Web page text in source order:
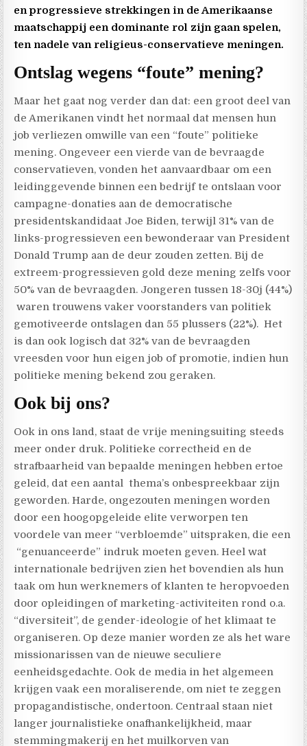
en progressieve strekkingen in de Amerikaanse
maatschappij een dominante rol zijn gaan spelen,
ten nadele van religieus-conservatieve meningen.
Ontslag wegens “foute” mening?
Maar het gaat nog verder dan dat: een groot deel van
de Amerikanen vindt het normaal dat mensen hun
job verliezen omwille van een “foute” politieke
mening. Ongeveer een vierde van de bevraagde
conservatieven, vonden het aanvaardbaar om een
leidinggevende binnen een bedrijf te ontslaan voor
campagne-donaties aan de democratische
presidentskandidaat Joe Biden, terwijl 31% van de
links-progressieven een bewonderaar van President
Donald Trump aan de deur zouden zetten. Bij de
extreem-progressieven gold deze mening zelfs voor
50% van de bevraagden. Jongeren tussen 18-30j (44%)
waren trouwens vaker voorstanders van politiek
gemotiveerde ontslagen dan 55 plussers (22%). Het
is dan ook logisch dat 32% van de bevraagden
vreesden voor hun eigen job of promotie, indien hun
politieke mening bekend zou geraken.
Ook bij ons?
Ook in ons land, staat de vrije meningsuiting steeds
meer onder druk. Politieke correctheid en de
strafbaarheid van bepaalde meningen hebben ertoe
geleid, dat een aantal thema’s onbespreekbaar zijn
geworden. Harde, ongezouten meningen worden
door een hoogopgeleide elite verworpen ten
voordele van meer “verbloemde” uitspraken, die een
“genuanceerde” indruk moeten geven. Heel wat
internationale bedrijven zien het bovendien als hun
taak om hun werknemers of klanten te heropvoeden
door opleidingen of marketing-activiteiten rond o.a.
“diversiteit”, de gender-ideologie of het klimaat te
organiseren. Op deze manier worden ze als het ware
missionarissen van de nieuwe seculiere
eenheidsgedachte. Ook de media in het algemeen
krijgen vaak een moraliserende, om niet te zeggen
propagandistische, ondertoon. Centraal staan niet
langer journalistieke onafhankelijkheid, maar
stemmingmakerij en het muilkorven van